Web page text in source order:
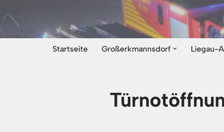
Startseite Großerkmannsdorf Liegau-